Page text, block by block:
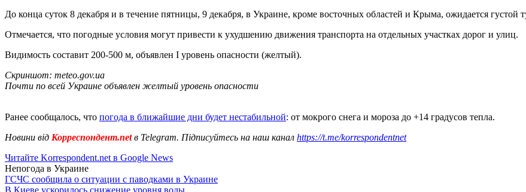
До конца суток 8 декабря и в течение пятницы, 9 декабря, в Украине, кроме восточных областей и Крыма, ожидается густой
Отмечается, что погодные условия могут привести к ухудшению движения транспорта на отдельных участках дорог и улиц.
Видимость составит 200-500 м, объявлен І уровень опасности (желтый).
Скриншот: meteo.gov.ua
Почти по всей Украине объявлен желтый уровень опасности
Ранее сообщалось, что погода в ближайшие дни будет нестабильной: от мокрого снега и мороза до +14 градусов тепла.
Новини від Корреспондент.netв Telegram. Підписуйтесь на наш канал https://t.me/korrespondentnet
Читайте Korrespondent.net в Google News
Непогода в Украине
ГСЧС сообщила о ситуации с паводками в Украине
В Киеве ускорилось снижение уровня воды